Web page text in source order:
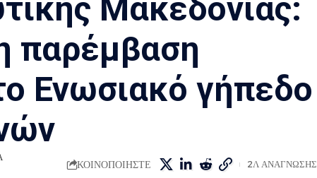
Μακεδονίας:
παρέμβαση
Ενωσιακό γήπεδο
ΚΟΙΝΟΠΟΙΗΣΤΕ 2Λ ΑΝΑΓΝΩΣΗΣ